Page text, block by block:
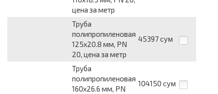
цена за метр
Труба
полипропиленовая
125x20.8 мм, PN
20, цена за метр
45397 сум
Труба
полипропиленовая
160x26.6 мм, PN
104150 сум